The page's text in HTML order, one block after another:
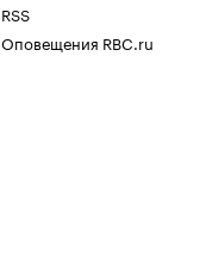
RSS
Оповещения RBC.ru